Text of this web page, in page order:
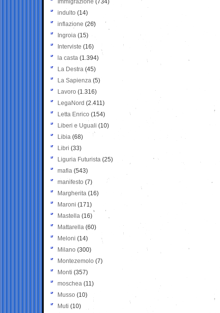
Immigrazione (734)
indulto (14)
inflazione (26)
Ingroia (15)
Interviste (16)
la casta (1.394)
La Destra (45)
La Sapienza (5)
Lavoro (1.316)
LegaNord (2.411)
Letta Enrico (154)
Liberi e Uguali (10)
Libia (68)
Libri (33)
Liguria Futurista (25)
mafia (543)
manifesto (7)
Margherita (16)
Maroni (171)
Mastella (16)
Mattarella (60)
Meloni (14)
Milano (300)
Montezemolo (7)
Monti (357)
moschea (11)
Musso (10)
Muti (10)